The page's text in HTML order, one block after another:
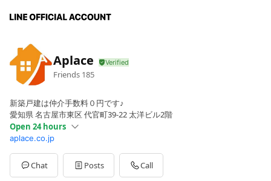
Aplace
Friends 185
新築戸建は仲介手数料０円です♪
愛知県 名古屋市東区 代官町39-22 太洋ビル2階
Open 24 hours
Sun00:00 - 00:00
Mon00:00 - 00:00
Tue00:00 - 00:00
Wed00:00 - 00:00
aplace.co.jp
Chat Posts Call